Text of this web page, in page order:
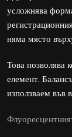
усложнява
няма място
Това позволява
елемент.
използваем във